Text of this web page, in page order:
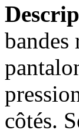
bandes
côtés.